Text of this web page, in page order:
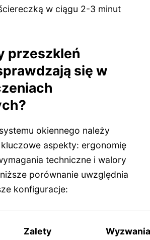
w ciągu 2-3 minut
przeszkleń
się w
okiennego należy
aspekty: ergonomię
techniczne i walory
porównanie uwzględnia
konfiguracje:
Zalety
Wyzwania